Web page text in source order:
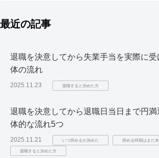
最近の記事
退職を決意してから失業手当を実際に
体の流れ
2025.11.23 退職すると決めた方
退職を決意してから退職日当日まで円
体的な流れ5つ
2025.11.21 いつ辞めるか決めた 辞める時期はまだ
退職すると決めた方